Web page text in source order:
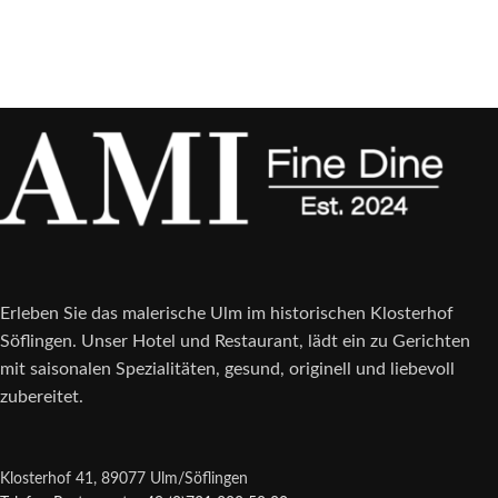
Erleben Sie das malerische Ulm im historischen Klosterhof
Söflingen. Unser Hotel und Restaurant, lädt ein zu Gerichten
mit saisonalen Spezialitäten, gesund, originell und liebevoll
zubereitet.
Klosterhof 41, 89077 Ulm/Söflingen